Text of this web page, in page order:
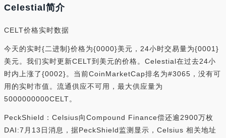
Celestial简介
CELT价格实时数据
今天的实时{二进制}价格为{0000}美元，24小时交易量为{0001}
美元。我们实时更新CELT到美元的价格。Celestial在过去24小
时内上涨了{0002}。当前CoinMarketCap排名为#3065，没有可
用的实时市值。流通供应不可用，最大供应量为
5000000000CELT。
PeckShield：Celsius向Compound Finance偿还逾2900万枚
DAI:7月13日消息，据PeckShield监测显示，Celsius 相关地址